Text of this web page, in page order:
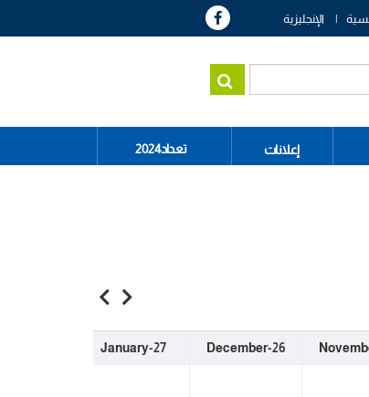
الإنجليزية
إعلانات تعداد2024
December-26
January-27